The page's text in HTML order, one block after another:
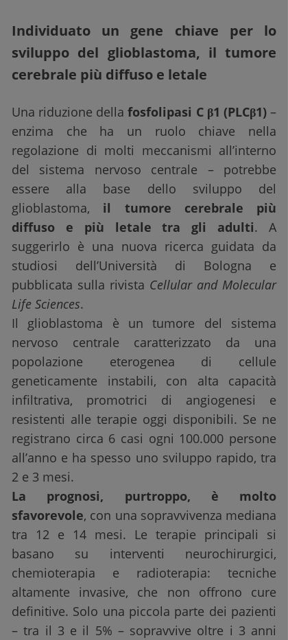
Individuato un gene chiave per lo
sviluppo del glioblastoma, il tumore
cerebrale più diffuso e letale
Una riduzione dellafosfolipasi C β1 (PLCβ1)–
enzima che ha un ruolo chiave nella
regolazione di molti meccanismi all’interno
del sistema nervoso centrale – potrebbe
essere alla base dello sviluppo del
glioblastoma, il tumore cerebrale più
diffuso e più letale tra gli adulti. A
suggerirlo è una nuova ricerca guidata da
studiosi dell’Università di Bologna e
pubblicata sulla rivista Cellular and Molecular
Life Sciences.
Il glioblastoma è un tumore del sistema
nervoso centrale caratterizzato da una
popolazione eterogenea di cellule
geneticamente instabili, con alta capacità
infiltrativa, promotrici di angiogenesi e
resistenti alle terapie oggi disponibili. Se ne
registrano circa 6 casi ogni 100.000 persone
all’anno e ha spesso uno sviluppo rapido, tra
2 e 3 mesi.
La prognosi, purtroppo, è molto
sfavorevole, con una sopravvivenza mediana
tra 12 e 14 mesi. Le terapie principali si
basano su interventi neurochirurgici,
chemioterapia e radioterapia: tecniche
altamente invasive, che non offrono cure
definitive. Solo una piccola parte dei pazienti
– tra il 3 e il 5% – sopravvive oltre i 3 anni